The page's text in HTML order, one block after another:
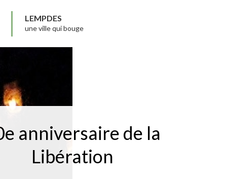
LEMPDES
une ville qui bouge
anniversaire de la
Libération